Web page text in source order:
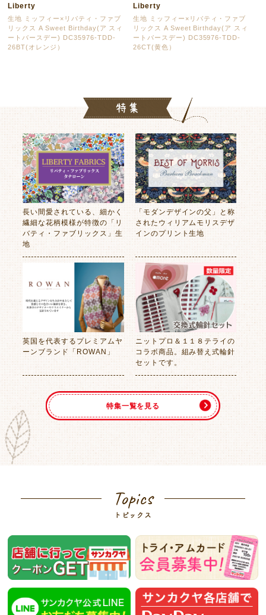
Liberty
生地 ミッフィー×リバティ・ファブ
リックス A Sweet Birthday(ア スィ
ートバースデー) DC35976-TDD-
26BT(オレンジ）
Liberty
生地 ミッフィー×リバティ・ファブ
リックス A Sweet Birthday(ア スィ
ートバースデー) DC35976-TDD-
26CT(黄色）
長い間愛されている、細かく
繊細な花柄模様が特徴の「リ
バティ・ファブリックス」生
地
「モダンデザインの父」と称
されたウィリアムモリスデザ
インのプリント生地
英国を代表するプレミアムヤ
ーンブランド「ROWAN」
ニットプロ＆１１８テライの
コラボ商品。組み替え式輪針
セットです。
特集一覧を見る
Topics
トピックス